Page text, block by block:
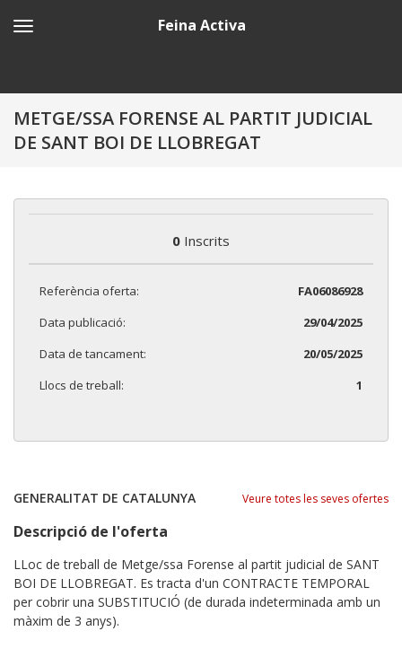
Feina Activa
METGE/SSA FORENSE AL PARTIT JUDICIAL
DE SANT BOI DE LLOBREGAT
0 Inscrits
Referència oferta:
FA06086928
Data publicació:
29/04/2025
Data de tancament:
20/05/2025
Llocs de treball:
1
GENERALITAT DE CATALUNYA Veure totes les seves ofertes
Descripció de l'oferta
LLoc de treball de Metge/ssa Forense al partit judicial de SANT
BOI DE LLOBREGAT. Es tracta d'un CONTRACTE TEMPORAL
per cobrir una SUBSTITUCIÓ (de durada indeterminada amb un
màxim de 3 anys).